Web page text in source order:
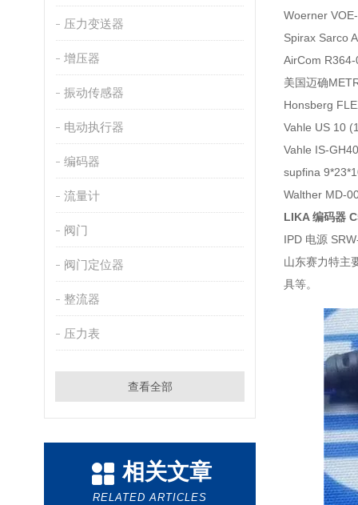
压力变送器
增压器
振动传感器
电动执行器
编码器
流量计
阀门
阀门定位器
整流器
压力表
查看全部
相关文章
RELATED ARTICLES
Woerner
Spirax Sarco
AirCom
美国迈确
Honsberg
Vahle US 10
Vahle IS-
supfina
Walther MD-
LIKA 编码器
IPD 电源
山东赛力特主
具等。